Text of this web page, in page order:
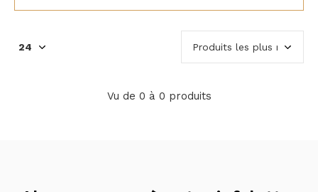
Vu de 0 à 0 produits